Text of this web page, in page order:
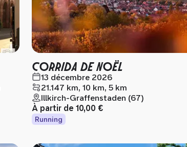
CORRIDA DE NOËL
13 décembre 2026
21.147 km, 10 km, 5 km
Illkirch-Graffenstaden (67)
À partir de 10,00 €
Running